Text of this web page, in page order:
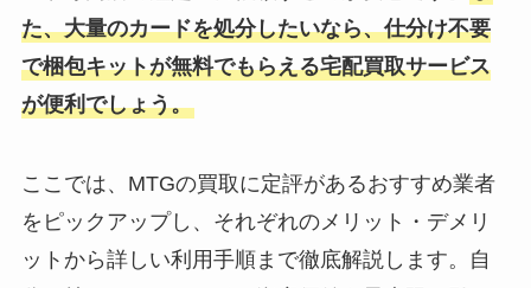
た、大量のカードを処分したいなら、仕分け不要
で梱包キットが無料でもらえる宅配買取サービス
が便利でしょう。
ここでは、MTGの買取に定評があるおすすめ業者
をピックアップし、それぞれのメリット・デメリ
ットから詳しい利用手順まで徹底解説します。自